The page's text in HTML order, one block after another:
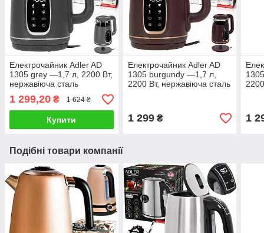
Електрочайник Adler AD
1305 grey —1,7 л, 2200 Вт,
нержавіюча сталь
1 299,20 ₴ 1 624 ₴
Купити
Електрочайник Adler AD
1305 burgundy —1,7 л,
2200 Вт, нержавіюча сталь
1 299₴ 1
Подібні товари компанії